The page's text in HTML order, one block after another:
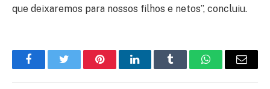
que deixaremos para nossos filhos e netos”, concluiu.
FacebookTwitter PinterestLinkedInTumblr WhatsApp
E-